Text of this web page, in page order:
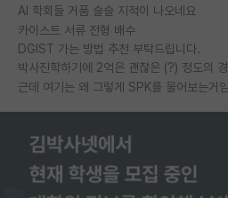
AI 학회들 거품 슬슬 지적이 나오네요
카이스트 서류 전형 배수
DGIST 가는 방법 추천 부탁드립니다.
근데 여기는 왜 그렇게 SPK를 물어보는거